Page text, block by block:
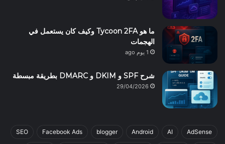
ما هو Tycoon 2FA وكيف كان يستعمل في
الهجمات
1 يوم ago
شرح SPF و DKIM و DMARC بطريقة مبسطة
29/04/2026
AdSense
AI
Android
blogger
Facebook Ads
SEO